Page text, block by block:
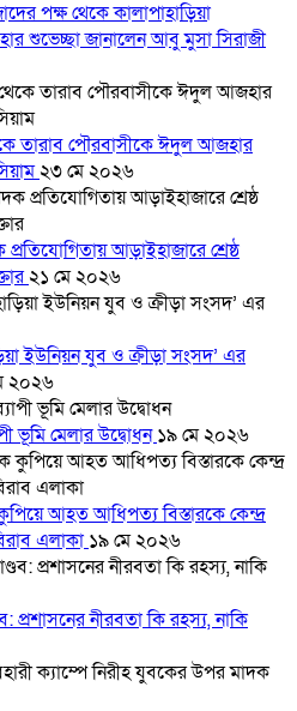
পক্ষ থেকে কালাপাহাড়িয়া
শুভেচ্ছা জানালেন আবু মুসা সিরাজী
তারাব পৌরবাসীকে ঈদুল আজহার
২৩ মে ২০২৬
আড়াইহাজারে শ্রেষ্ঠ
২১ মে ২০২৬
ইউনিয়ন যুব ও ক্রীড়া সংসদ’ এর
২০২৬
ভূমি মেলার উদ্বোধন১৯ মে ২০২৬
আহত আধিপত্য বিস্তারকে কেন্দ্র
এলাকা ১৯ মে ২০২৬
প্রশাসনের নীরবতা কি রহস্য, নাকি